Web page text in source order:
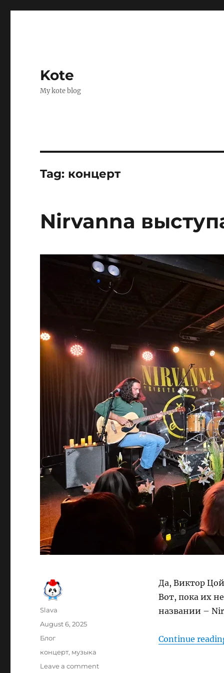
Kote
My kote blog
Tag: концерт
Nirvanna
Да, Виктор
Вот, пока их
названии –
Continue
Author
Slava
Posted
August 6, 2025
Categories
Блог
Tags
концерт, музыка
Leave a commenton